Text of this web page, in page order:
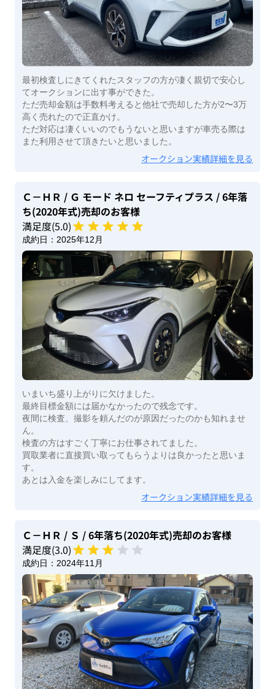
最初検査しにきてくれたスタッフの方が凄く親切で安心し
てオークションに出す事ができた。
ただ売却金額は手数料考えると他社で売却した方が2〜3万
高く売れたので正直かけ。
ただ対応は凄くいいのでもうないと思いますが車売る際は
また利用させて頂きたいと思いました。
オークション実績詳細を見る
Ｃ－ＨＲ / Ｇ モード ネロ セーフティプラス / 6年落
ち(2020年式)売却のお客様
満足度(5.0)
成約日： 2025年12月
いまいち盛り上がりに欠けました。
最終目標金額には届かなかったので残念です。
夜間に検査、撮影を頼んだのが原因だったのかも知れませ
ん。
検査の方はすごく丁寧にお仕事されてました。
買取業者に直接買い取ってもらうよりは良かったと思いま
す。
あとは入金を楽しみにしてます。
オークション実績詳細を見る
Ｃ－ＨＲ / Ｓ / 6年落ち(2020年式)売却のお客様
満足度(3.0)
成約日： 2024年11月